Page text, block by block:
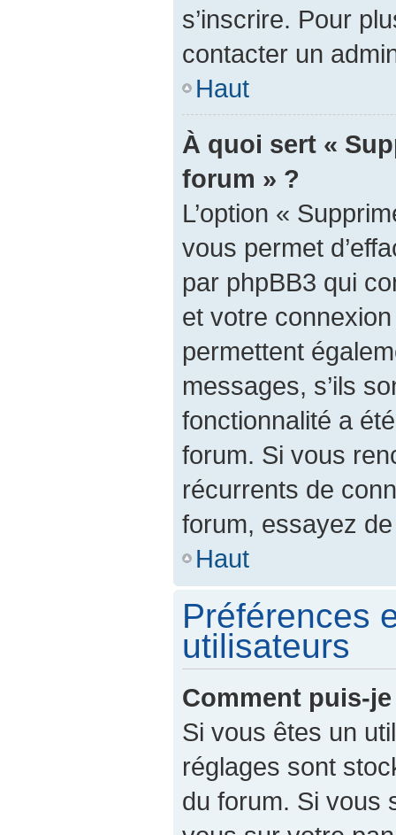
s’inscrire. Pour
contacter un
Haut
À quoi sert «
forum » ?
L’option «
vous permet
par phpBB3 qui
et votre
permettent
messages, s’ils
fonctionnalité a
forum. Si vous
récurrents de
forum, essayez
Haut
Préférences
utilisateurs
Comment puis-
Si vous êtes un
réglages sont
du forum. Si vous